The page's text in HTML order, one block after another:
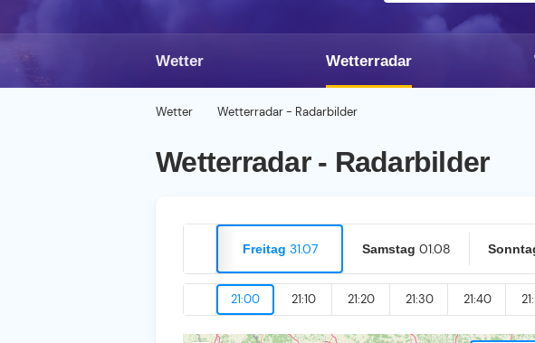
Wetter Wetterradar
Wetter Wetterradar - Radarbilder
Wetterradar - Radarbilder
Freitag 31.07 Samstag 01.08
21:00 21:10 21:20 21:30 21:40